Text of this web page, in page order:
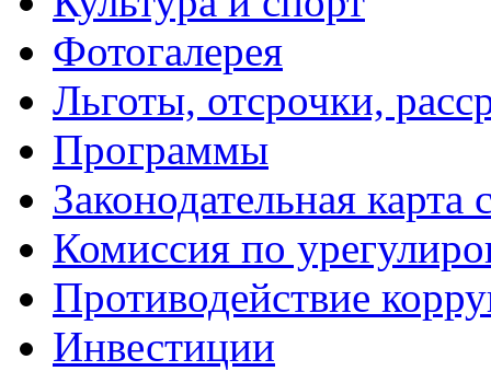
Фотогалерея
Льготы, отсрочки,
Программы
Законодательная карта
Комиссия по
Противодействие
Инвестиции